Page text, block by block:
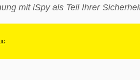
mit iSpy als Teil Ihrer
.